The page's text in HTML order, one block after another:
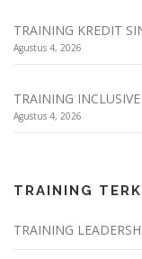
TRAINING KREDIT
Agustus 4, 2026
TRAINING
Agustus 4, 2026
TRAINING
TRAINING